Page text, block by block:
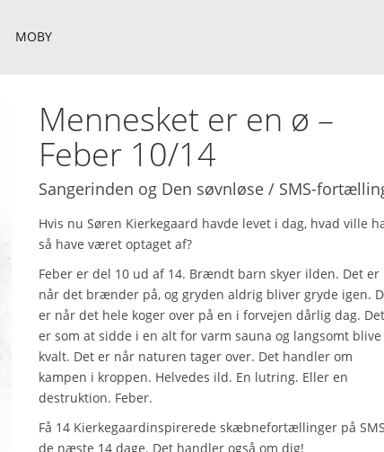
MOBY
Mennesket er en ø –
Feber 10/14
Sangerinden og Den søvnløse / SMS-
Hvis nu Søren Kierkegaard havde levet i dag, hvad ville
så have været optaget af?
Feber er del 10 ud af 14. Brændt barn skyer ilden. Det er
når det brænder på, og gryden aldrig bliver gryde igen.
er når det hele koger over på en i forvejen dårlig dag. Det
er som at sidde i en alt for varm sauna og langsomt blive
kvalt. Det er når naturen tager over. Det handler om
kampen i kroppen. Helvedes ild. En lutring. Eller en
destruktion. Feber.
Få 14 Kierkegaardinspirerede skæbnefortællinger på SMS
de næste 14 dage. Det handler også om dig!